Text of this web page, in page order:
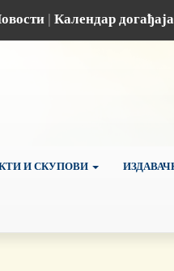
| Календар догађаја
И СКУПОВИ